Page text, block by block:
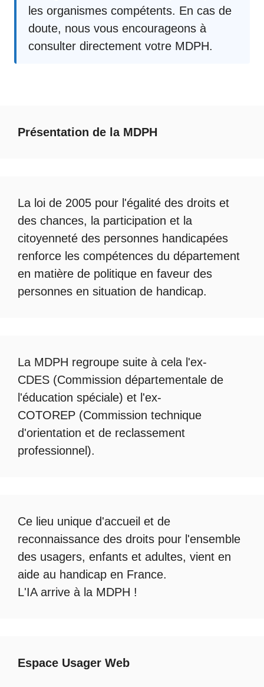
les organismes compétents. En cas de
doute, nous vous encourageons à
consulter directement votre MDPH.
Présentation de la MDPH
La loi de 2005 pour l'égalité des droits et
des chances, la participation et la
citoyenneté des personnes handicapées
renforce les compétences du département
en matière de politique en faveur des
personnes en situation de handicap.
La MDPH regroupe suite à cela l'ex-
CDES (Commission départementale de
l'éducation spéciale) et l'ex-
COTOREP (Commission technique
d'orientation et de reclassement
professionnel).
Ce lieu unique d'accueil et de
reconnaissance des droits pour l'ensemble
des usagers, enfants et adultes, vient en
aide au handicap en France.
L'IA arrive à la MDPH !
Espace Usager Web